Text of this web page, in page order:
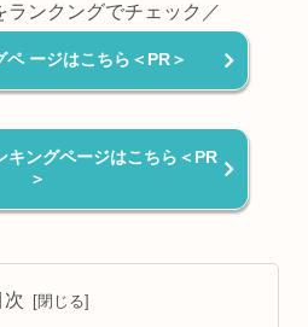
ランクングでチェック／
ペ ージはこちら＜PR＞
ングページはこちら＜PR
＞
次